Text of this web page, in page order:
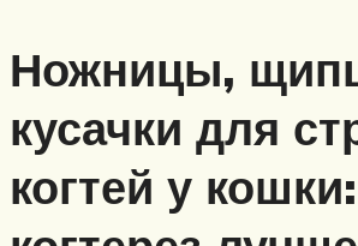
Ножницы,
кусачки для
когтей у